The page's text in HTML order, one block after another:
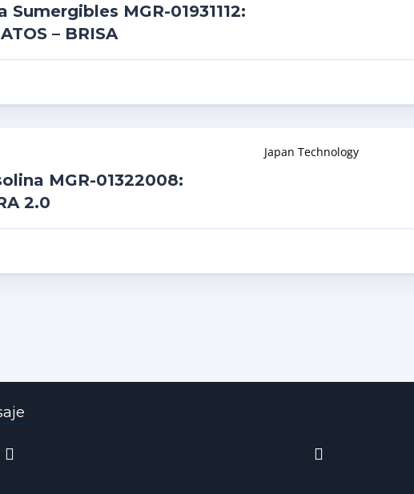
MGR-01931112:
– BRISA
MGR-01322008:
2.0
Japan Technology